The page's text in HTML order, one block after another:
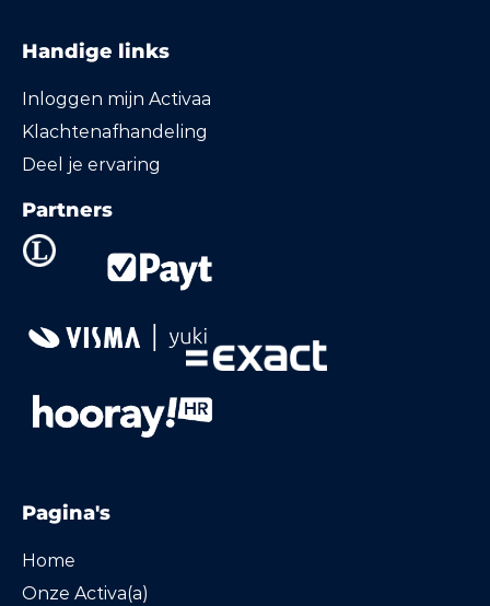
Handige links
Inloggen mijn Activaa
Klachtenafhandeling
Deel je ervaring
Partners
Pagina's
Home
Onze Activa(a)